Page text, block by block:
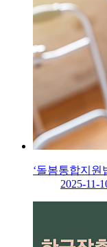
‘돌봄통합지원
2025-11-